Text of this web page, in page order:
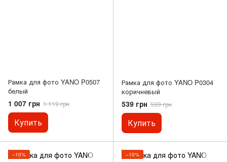
Рамка для фото YANO P0507
белый
1 007 грн 1 119 грн
Купить
Рамка для фото YANO P0304
коричневый
539 грн 599 грн
Купить
−10% −10%